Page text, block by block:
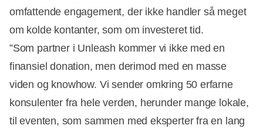
omfattende engagement, der ikke handler så meget
om kolde kontanter, som om investeret tid.
”Som partner i Unleash kommer vi ikke med en
finansiel donation, men derimod med en masse
viden og knowhow. Vi sender omkring 50 erfarne
konsulenter fra hele verden, herunder mange lokale,
til eventen, som sammen med eksperter fra en lang